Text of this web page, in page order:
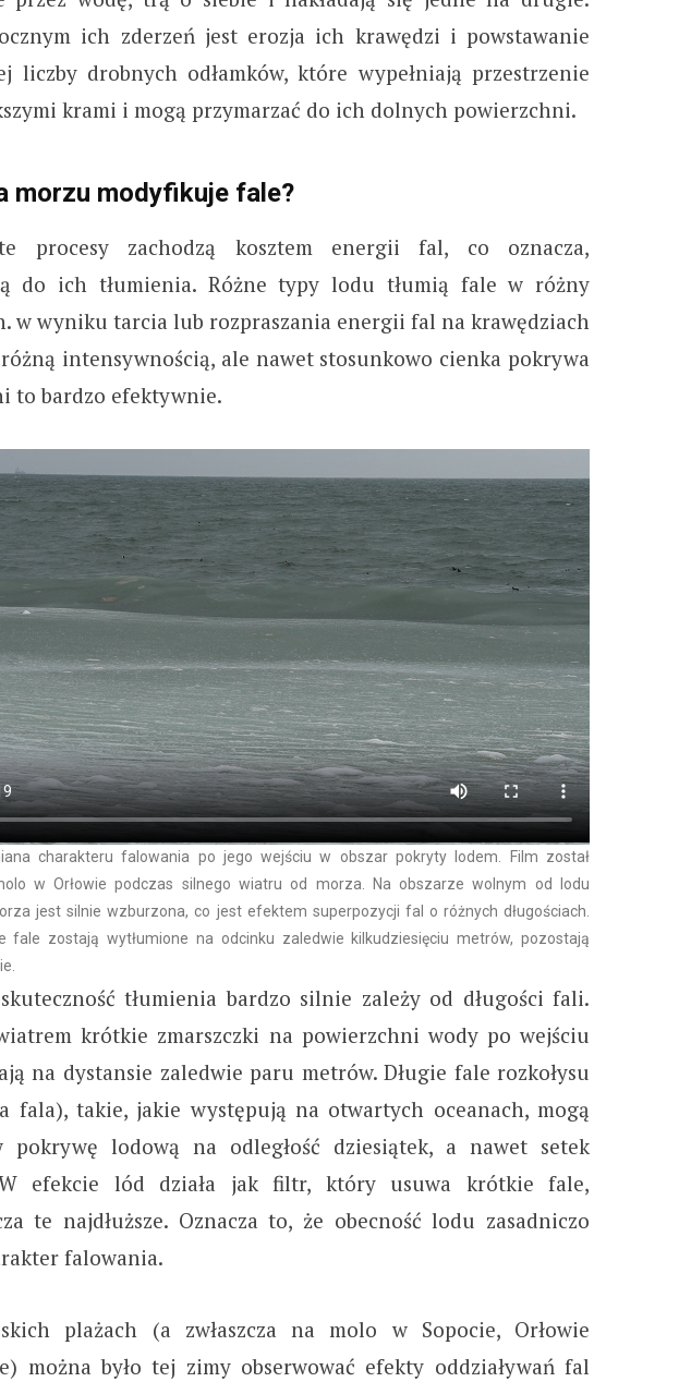
ich zderzeń jest erozja ich krawędzi i powstawanie
liczby drobnych odłamków, które wypełniają przestrzenie
krami i mogą przymarzać do ich dolnych powierzchni.
morzu modyfikuje fale?
procesy zachodzą kosztem energii fal, co oznacza,
do ich tłumienia. Różne typy lodu tłumią fale w różny
w wyniku tarcia lub rozpraszania energii fal na krawędziach
intensywnością, ale nawet stosunkowo cienka pokrywa
to bardzo efektywnie.
charakteru falowania po jego wejściu w obszar pokryty lodem. Film został
w Orłowie podczas silnego wiatru od morza. Na obszarze wolnym od lodu
jest silnie wzburzona, co jest efektem superpozycji fal o różnych długościach.
fale zostają wytłumione na odcinku zaledwie kilkudziesięciu metrów, pozostają
tłumienia bardzo silnie zależy od długości fali.
krótkie zmarszczki na powierzchni wody po wejściu
na dystansie zaledwie paru metrów. Długie fale rozkołysu
fala), takie, jakie występują na otwartych oceanach, mogą
pokrywę lodową na odległość dziesiątek, a nawet setek
efekcie lód działa jak filtr, który usuwa krótkie fale,
te najdłuższe. Oznacza to, że obecność lodu zasadniczo
falowania.
plażach (a zwłaszcza na molo w Sopocie, Orłowie
można było tej zimy obserwować efekty oddziaływań fal